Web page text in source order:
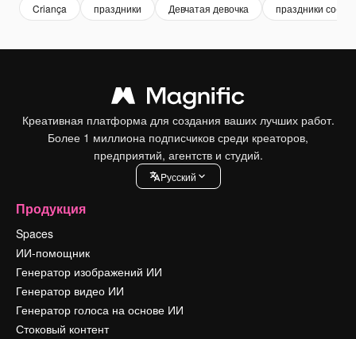
Criança праздники Девчатая девочка праздники со-
Креативная платформа для создания ваших лучших работ.
Более 1 миллиона подписчиков среди креаторов,
предприятий, агентств и студий.
Pусский
Продукция
Spaces
ИИ-помощник
Генератор изображений ИИ
Генератор видео ИИ
Генератор голоса на основе ИИ
Стоковый контент